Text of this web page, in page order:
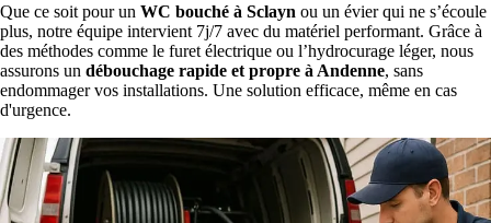
Que ce soit pour un WC bouché à Sclayn ou un évier qui ne s’écoule
plus, notre équipe intervient 7j/7 avec du matériel performant. Grâce à
des méthodes comme le furet électrique ou l’hydrocurage léger, nous
assurons un débouchage rapide et propre à Andenne, sans
endommager vos installations. Une solution efficace, même en cas
d'urgence.